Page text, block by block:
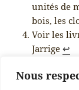
Nous
unités de
bois, les
Voir les
Jarrige↩︎